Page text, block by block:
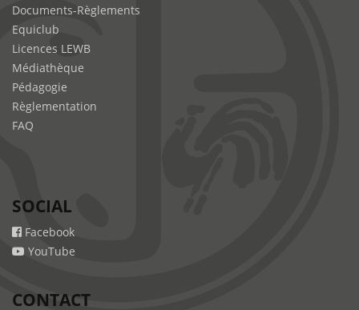
Documents-Règlements
Equiclub
Licences LEWB
Médiathèque
Pédagogie
Règlementation
FAQ
SOCIAL
Facebook
YouTube
CONTACT